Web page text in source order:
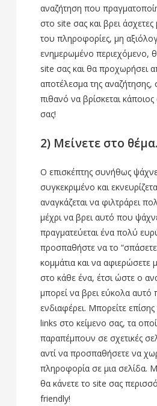
αναζήτηση που
στο site σας και βρει
του πληροφορίες, μη
ενημερωμένο περιεχόμενο,
site σας και θα προχωρήσει
αποτέλεσμα της
πιθανό να βρίσκεται
σας!
2) Μείνετε στο θέμα.
Ο επισκέπτης συνήθως
συγκεκριμένο και
αναγκάζεται να φιλτράρει
μέχρι να βρει αυτό που
πραγματεύεται ένα πολύ
προσπαθήστε να το
κομμάτια και να αφιερώσετε
στο κάθε ένα, έτσι ώστε ο
μπορεί να βρει εύκολα αυτό
ενδιαφέρει. Μπορείτε
links στο κείμενο σας, τα
παραπέμπουν σε σχετικές
αντί να προσπαθήσετε να
πληροφορία σε μια σελίδα.
θα κάνετε το site σας
friendly!